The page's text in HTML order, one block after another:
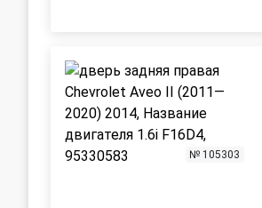
№ 105303